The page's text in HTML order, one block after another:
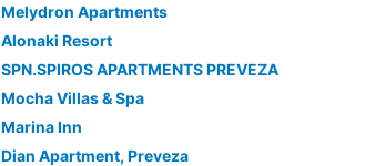
Melydron Apartments
Alonaki Resort
SPN.SPIROS APARTMENTS PREVEZA
Mocha Villas & Spa
Marina Inn
Dian Apartment, Preveza